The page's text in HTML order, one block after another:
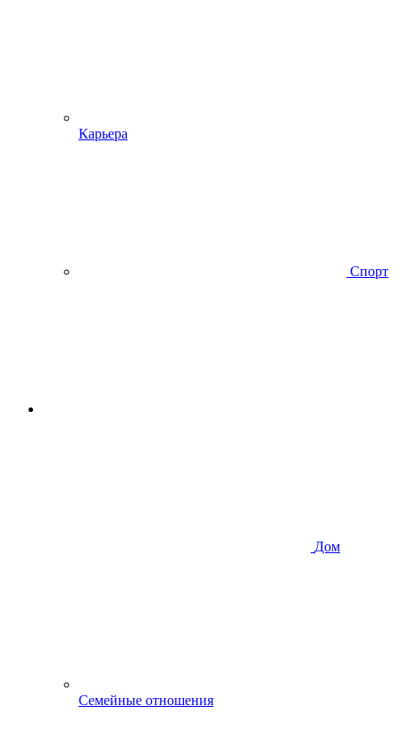
Карьера
Спорт
Дом
Семейные отношения